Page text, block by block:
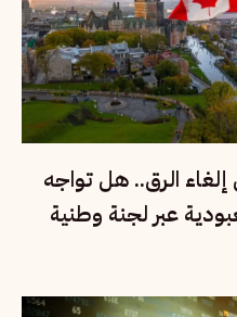
الرق.. هل تواجه
عبر لجنة وطنية